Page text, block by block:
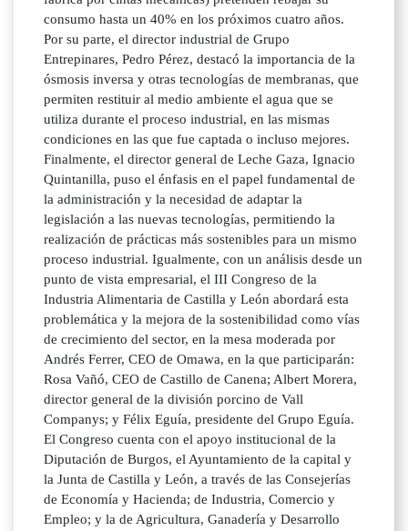
consumo hasta un 40% en los próximos cuatro años.
Por su parte, el director industrial de Grupo
Entrepinares, Pedro Pérez, destacó la importancia de la
ósmosis inversa y otras tecnologías de membranas, que
permiten restituir al medio ambiente el agua que se
utiliza durante el proceso industrial, en las mismas
condiciones en las que fue captada o incluso mejores.
Finalmente, el director general de Leche Gaza, Ignacio
Quintanilla, puso el énfasis en el papel fundamental de
la administración y la necesidad de adaptar la
legislación a las nuevas tecnologías, permitiendo la
realización de prácticas más sostenibles para un mismo
proceso industrial. Igualmente, con un análisis desde un
punto de vista empresarial, el III Congreso de la
Industria Alimentaria de Castilla y León abordará esta
problemática y la mejora de la sostenibilidad como vías
de crecimiento del sector, en la mesa moderada por
Andrés Ferrer, CEO de Omawa, en la que participarán:
Rosa Vañó, CEO de Castillo de Canena; Albert Morera,
director general de la división porcino de Vall
Companys; y Félix Eguía, presidente del Grupo Eguía.
El Congreso cuenta con el apoyo institucional de la
Diputación de Burgos, el Ayuntamiento de la capital y
la Junta de Castilla y León, a través de las Consejerías
de Economía y Hacienda; de Industria, Comercio y
Empleo; y la de Agricultura, Ganadería y Desarrollo